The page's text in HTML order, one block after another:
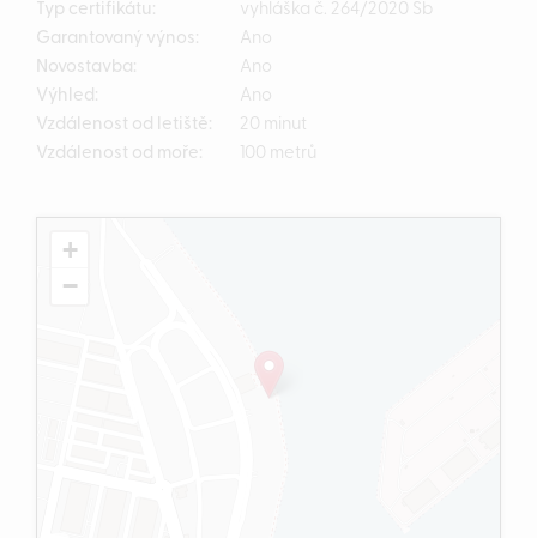
Typ certifikátu:
vyhláška č. 264/2020 Sb
Garantovaný výnos:
Ano
Novostavba:
Ano
Výhled:
Ano
Vzdálenost od letiště:
20 minut
Vzdálenost od moře:
100 metrů
+
−